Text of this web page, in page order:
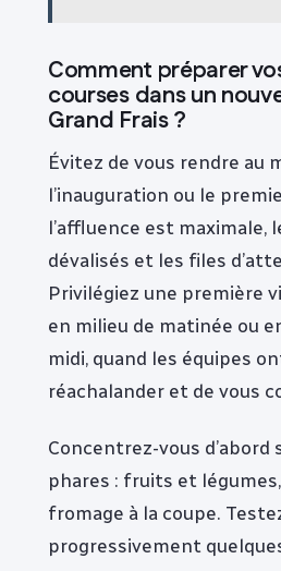
Comment préparer
courses dans un
Grand Frais ?
Évitez de vous rendre au
l’inauguration ou le
l’affluence est maximale,
dévalisés et les files
Privilégiez une première
en milieu de matinée ou
midi, quand les équipes
réachalander et de vous
Concentrez-vous d’abord
phares : fruits et
fromage à la coupe.
progressivement